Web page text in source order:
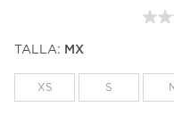
TALLA: MX
XS S